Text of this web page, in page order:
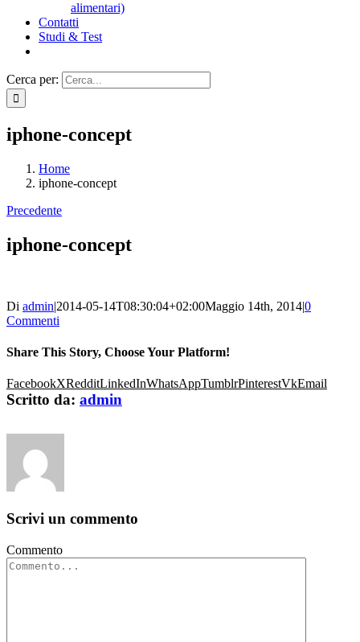
alimentari)
Contatti
Studi & Test
Cerca per:
iphone-concept
Home
iphone-concept
Precedente
iphone-concept
Di admin|2014-05-14T08:30:04+02:00Maggio 14th, 2014|0
Commenti
Share This Story, Choose Your Platform!
FacebookXRedditLinkedInWhatsAppTumblrPinterestVkEmail
Scritto da: admin
Scrivi un commento
Commento